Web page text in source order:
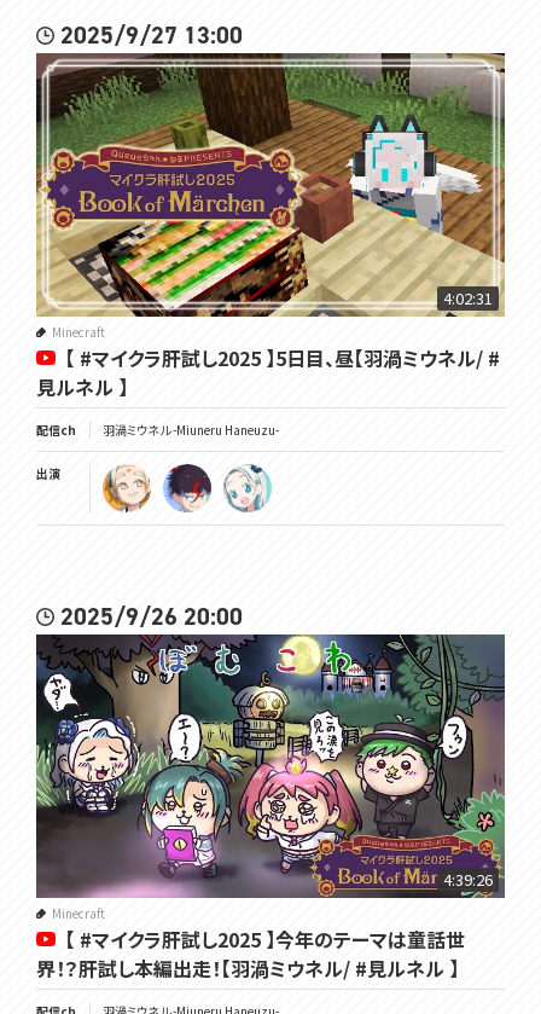
2025/9/27 13:00
4:02:31
Minecraft
【 #マイクラ肝試し2025 】5日目、昼【羽渦ミウネル/ #
見ルネル 】
配信ch 羽渦ミウネル -Miuneru Haneuzu-
出演
2025/9/26 20:00
4:39:26
Minecraft
【 #マイクラ肝試し2025 】今年のテーマは童話世
界！？肝試し本編出走！【羽渦ミウネル/ #見ルネル 】